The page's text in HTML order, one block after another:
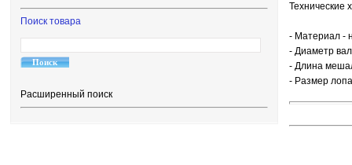
Поиск товара
Расширенный поиск
Технические
- Материал -
- Диаметр
- Длина
- Размер